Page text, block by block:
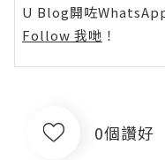
U Blog開咗
Follow 我哋 ！
0個讚好